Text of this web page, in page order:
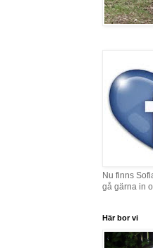
Nu finns
gå gärna in
Här bor vi